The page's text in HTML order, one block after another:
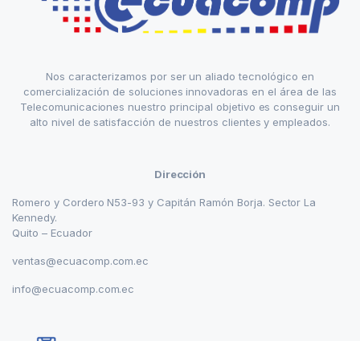
Nos caracterizamos por ser un aliado tecnológico en
comercialización de soluciones innovadoras en el área de las
Telecomunicaciones nuestro principal objetivo es conseguir un
alto nivel de satisfacción de nuestros clientes y empleados.
Dirección
Romero y Cordero N53-93 y Capitán Ramón Borja. Sector La
Kennedy.
Quito – Ecuador
ventas@ecuacomp.com.ec
info@ecuacomp.com.ec